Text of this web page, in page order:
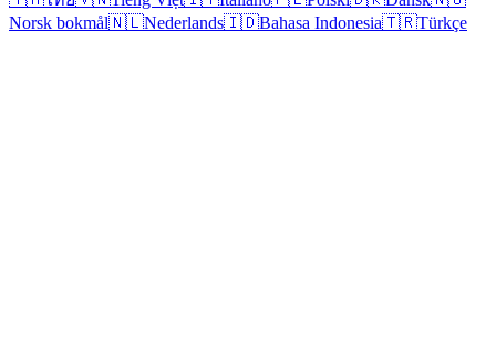
Norsk bokmål🇳🇱Nederlands🇮🇩Bahasa Indonesia🇹🇷Türkçe